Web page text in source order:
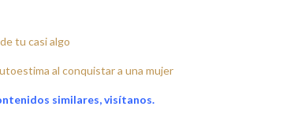
tu casi algo
al conquistar a una mujer
similares, visítanos.